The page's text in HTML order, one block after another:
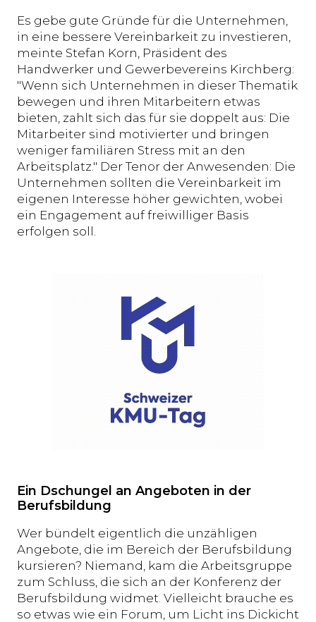
Es gebe gute Gründe für die Unternehmen,
in eine bessere Vereinbarkeit zu investieren,
meinte Stefan Korn, Präsident des
Handwerker und Gewerbevereins Kirchberg:
"Wenn sich Unternehmen in dieser Thematik
bewegen und ihren Mitarbeitern etwas
bieten, zahlt sich das für sie doppelt aus: Die
Mitarbeiter sind motivierter und bringen
weniger familiären Stress mit an den
Arbeitsplatz." Der Tenor der Anwesenden: Die
Unternehmen sollten die Vereinbarkeit im
eigenen Interesse höher gewichten, wobei
ein Engagement auf freiwilliger Basis
erfolgen soll.
Ein Dschungel an Angeboten in der
Berufsbildung
Wer bündelt eigentlich die unzähligen
Angebote, die im Bereich der Berufsbildung
kursieren? Niemand, kam die Arbeitsgruppe
zum Schluss, die sich an der Konferenz der
Berufsbildung widmet. Vielleicht brauche es
so etwas wie ein Forum, um Licht ins Dickicht